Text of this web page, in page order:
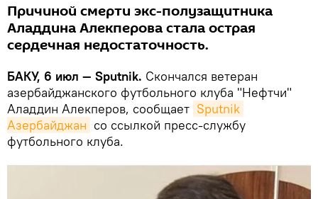
Причиной смерти экс-полузащитника
Аладдина Алекперова стала острая
сердечная недостаточность.
БАКУ, 6 июл — Sputnik. Скончался ветеран
азербайджанского футбольного клуба "Нефтчи"
Аладдин Алекперов, сообщает Sputnik
Азербайджан со ссылкой пресс-службу
футбольного клуба.